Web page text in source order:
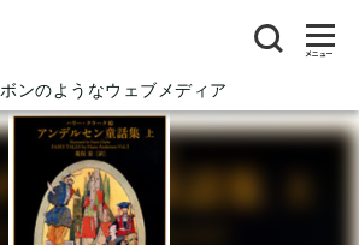
ンのようなウェブメディア
メニュー